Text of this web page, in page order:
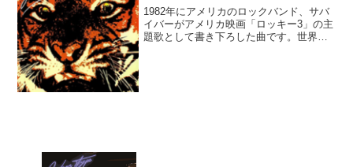
1982年にアメリカのロックバンド、サバ
イバーがアメリカ映画「ロッキー3」の主
題歌として書き下ろした曲です。世界中